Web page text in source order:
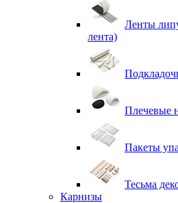
Ленты
лента)
Плечевые
Пакеты
Тесьма
Карнизы